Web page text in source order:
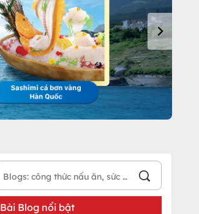
Bài Blog nổi bật